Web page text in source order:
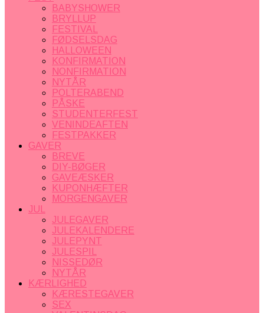
BABYSHOWER
BRYLLUP
FESTIVAL
FØDSELSDAG
HALLOWEEN
KONFIRMATION
NONFIRMATION
NYTÅR
POLTERABEND
PÅSKE
STUDENTERFEST
VENINDEAFTEN
FESTPAKKER
GAVER
BREVE
DIY-BØGER
GAVEÆSKER
KUPONHÆFTER
MORGENGAVER
JUL
JULEGAVER
JULEKALENDERE
JULEPYNT
JULESPIL
NISSEDØR
NYTÅR
KÆRLIGHED
KÆRESTEGAVER
SEX